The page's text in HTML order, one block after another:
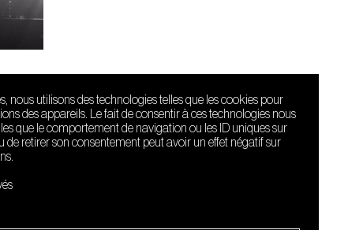
nous utilisons des technologies telles que les cookies pour
des appareils. Le fait de consentir à ces technologies nous
que le comportement de navigation ou les ID uniques sur
de retirer son consentement peut avoir un effet négatif sur